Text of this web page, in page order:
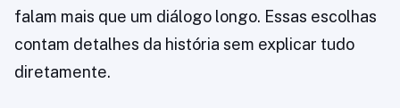
falam mais que um diálogo longo. Essas escolhas
contam detalhes da história sem explicar tudo
diretamente.